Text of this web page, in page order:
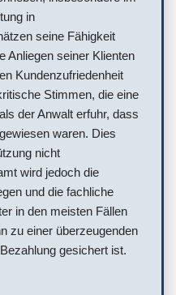
in
seine Fähigkeit
Anliegen seiner Klienten
Kundenzufriedenheit
Stimmen, die eine
der Anwalt erfuhr, dass
waren. Dies
nicht
wird jedoch die
und die fachliche
in den meisten Fällen
zu einer überzeugenden
gesichert ist.